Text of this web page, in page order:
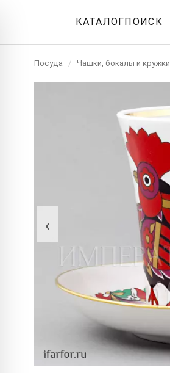
КАТАЛОГПОИСК
Посуда / Чашки, бокалы и кружки
‹